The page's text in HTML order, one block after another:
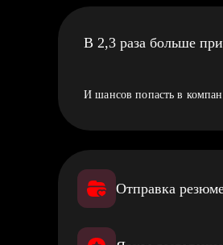
В 2,3 раза больше
И шансов попасть в
Отправка